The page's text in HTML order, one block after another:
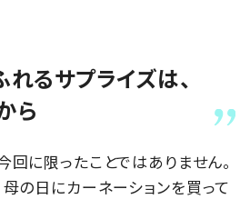
るサプライズは、
ら
に限ったことではありません。
の日にカーネーションを買って